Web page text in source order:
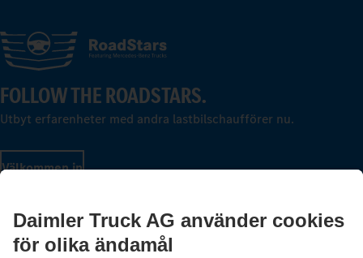
FOLLOW THE ROADSTARS.
Utbyt erfarenheter med andra lastbilschaufförer nu.
Välkommen in